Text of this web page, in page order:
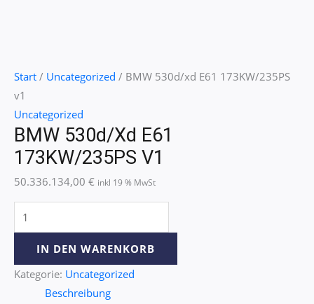
Start / Uncategorized / BMW 530d/xd E61 173KW/235PS
v1
Uncategorized
BMW 530d/xd E61
173KW/235PS V1
50.336.134,00 € inkl 19 % MwSt
IN DEN WARENKORB
Kategorie: Uncategorized
Beschreibung